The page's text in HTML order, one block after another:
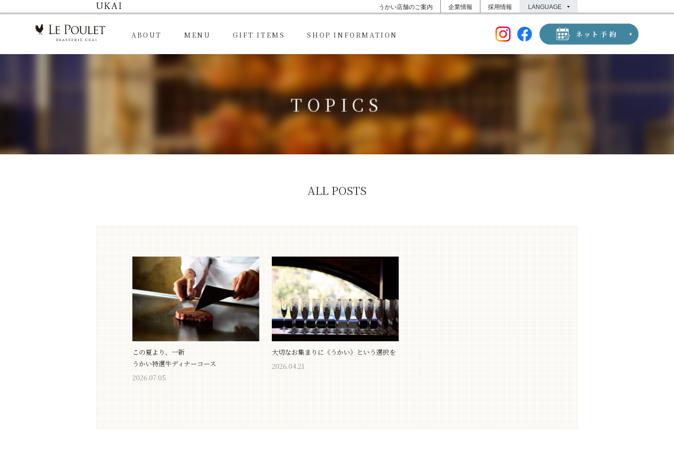
LANGUAGE
うかい店舗のご案内 企業情報 採用情報
ABOUT MENU GIFT ITEMS SHOP INFORMATION
TOPICS
ALL POSTS
この夏より、一新
うかい特選牛ディナーコース
2026.07.05
大切なお集まりに《うかい》という選択を
2026.04.21